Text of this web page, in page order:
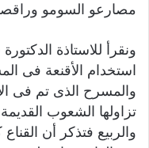
مصارعو السومو
ونقرأ للاستاذة
استخدام الأقنعة فى
والمسرح الذى تم فى
تزاولها الشعوب
والربيع فتذكر أن